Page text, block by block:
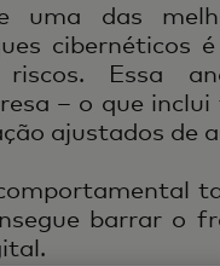
uma das
cibernéticos
riscos. Essa
– o que
ajustados de
barrar o